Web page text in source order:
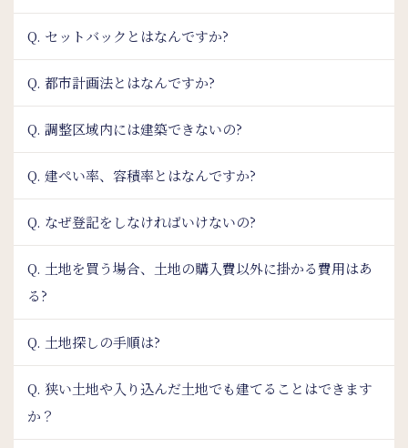
Q. セットバックとはなんですか?
Q. 都市計画法とはなんですか?
Q. 調整区域内には建築できないの?
Q. 建ぺい率、容積率とはなんですか?
Q. なぜ登記をしなければいけないの?
Q. 土地を買う場合、土地の購入費以外に掛かる費用はあ
る?
Q. 土地探しの手順は?
Q. 狭い土地や入り込んだ土地でも建てることはできます
か？